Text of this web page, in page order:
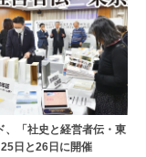
、「社史と経営者伝・東
日と26日に開催